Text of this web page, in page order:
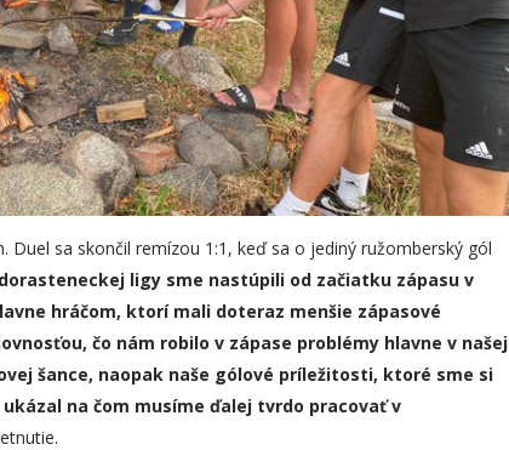
sa skončil remízou 1:1, keď sa o jediný ružomberský gól
ligy sme nastúpili od začiatku zápasu v
hráčom, ktorímali doteraz menšie zápasové
čo nám robilo v zápase problémy hlavne v našej
šance, naopak naše gólové príležitosti, ktoré sme si
na čom musíme ďalej tvrdo pracovať v